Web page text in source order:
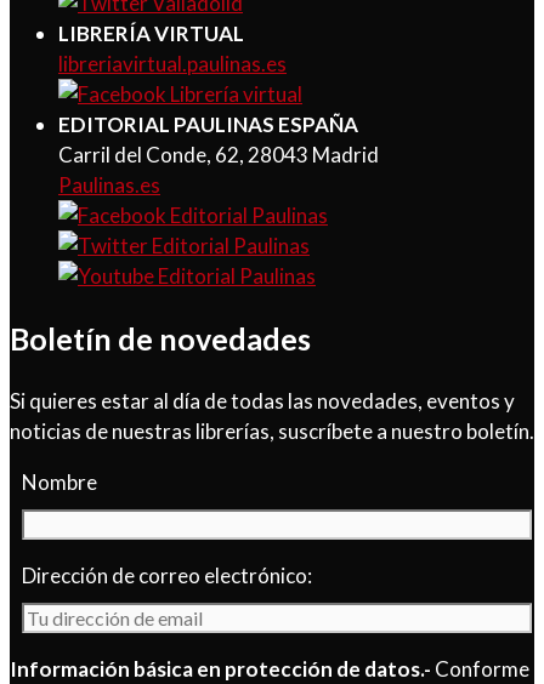
LIBRERÍA VIRTUAL
libreriavirtual.paulinas.es
EDITORIAL PAULINAS ESPAÑA
Carril del Conde, 62, 28043 Madrid
Paulinas.es
Boletín de novedades
Si quieres estar al día de todas las novedades, eventos y
noticias de nuestras librerías, suscríbete a nuestro boletín.
Nombre
Dirección de correo electrónico:
Información básica en protección de datos.- Conforme